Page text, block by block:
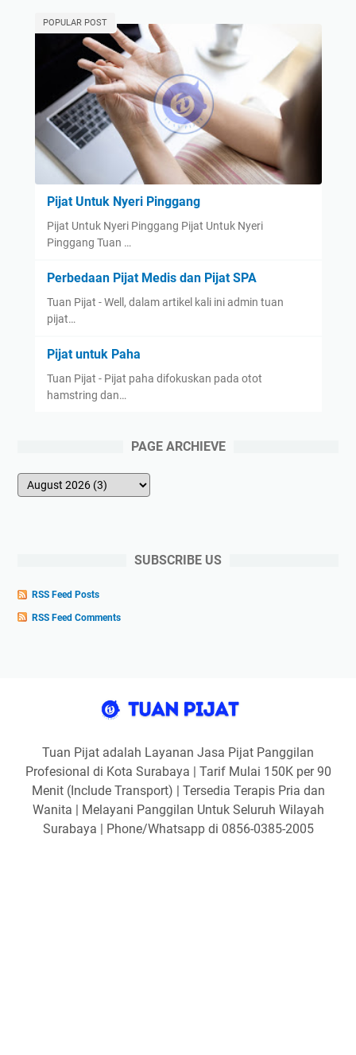
POPULAR POST
Pijat Untuk Nyeri Pinggang
Pijat Untuk Nyeri Pinggang Pijat Untuk Nyeri
Pinggang Tuan …
Perbedaan Pijat Medis dan Pijat SPA
Tuan Pijat - Well, dalam artikel kali ini admin tuan
pijat…
Pijat untuk Paha
Tuan Pijat - Pijat paha difokuskan pada otot
hamstring dan…
PAGE ARCHIEVE
SUBSCRIBE US
RSS Feed Posts
RSS Feed Comments
Tuan Pijat adalah Layanan Jasa Pijat Panggilan
Profesional di Kota Surabaya | Tarif Mulai 150K per 90
Menit (Include Transport) | Tersedia Terapis Pria dan
Wanita | Melayani Panggilan Untuk Seluruh Wilayah
Surabaya | Phone/Whatsapp di 0856-0385-2005